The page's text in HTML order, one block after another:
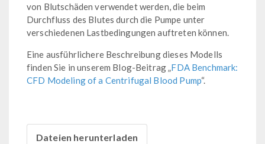
von Blutschäden verwendet werden, die beim
Durchfluss des Blutes durch die Pumpe unter
verschiedenen Lastbedingungen auftreten können.
Eine ausführlichere Beschreibung dieses Modells
finden Sie in unserem Blog-Beitrag „FDA Benchmark:
CFD Modeling of a Centrifugal Blood Pump“.
Dateien herunterladen